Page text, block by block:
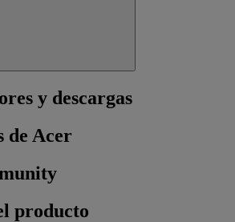
y descargas
de Acer
producto